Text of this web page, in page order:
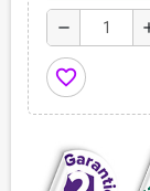
remove
favorite_border